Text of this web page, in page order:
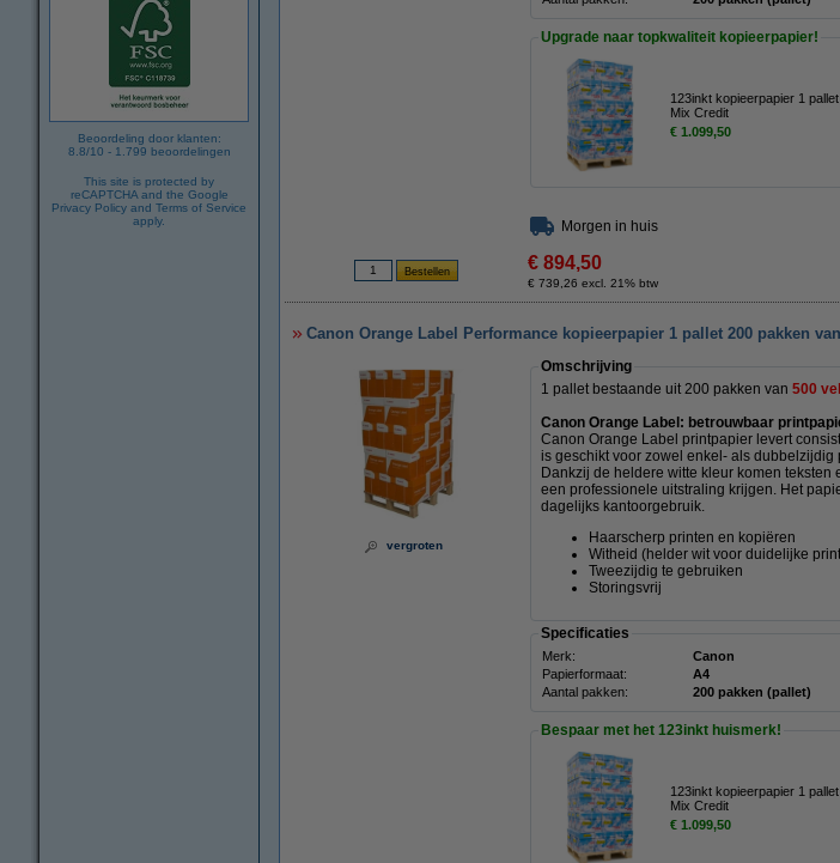
Beoordeling door klanten:
8.8/10 - 1.799 beoordelingen
This site is protected by
reCAPTCHA and the Google
Privacy Policy and Terms of Service
apply.
Upgrade naar topkwaliteit kopieerpapier!
123inkt kopieerpapier 1
Mix Credit
€ 1.099,50
Morgen in huis
€ 894,50
€ 739,26 excl. 21% btw
Canon Orange Label Performance kopieerpapier 1 pallet 200 pakken
vergroten
Omschrijving
1 pallet bestaande uit 200 pakken van 500 vel
Canon Orange Label: betrouwbaar
Canon Orange Label printpapier levert
is geschikt voor zowel enkel- als
Dankzij de heldere witte kleur komen
een professionele uitstraling krijgen. Het
dagelijks kantoorgebruik.
Haarscherp printen en kopiëren
Witheid (helder wit voor duidelijke
Tweezijdig te gebruiken
Storingsvrij
Specificaties
Merk: Canon
Papierformaat:
A4
Aantal pakken:
200 pakken (pallet)
Bespaar met het 123inkt huismerk!
123inkt kopieerpapier 1
Mix Credit
€ 1.099,50